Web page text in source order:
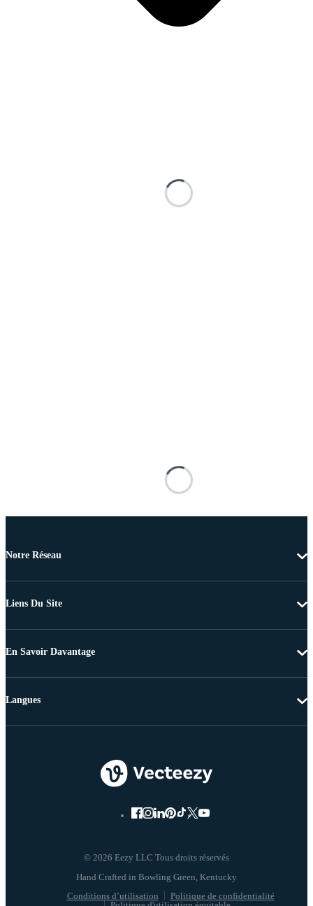
Notre Réseau
Liens Du Site
En Savoir Davantage
© 2026 Eezy LLC Tous droits réservés
Conditions d’utilisation
Politique de confidentialité
Langues